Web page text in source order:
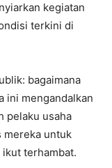
kegiatan
terkini di
bagaimana
ini mengandalkan
pelaku usaha
mereka untuk
terhambat.